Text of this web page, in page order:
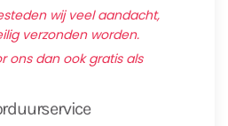
wij veel aandacht,
verzonden worden.
ons dan ook gratis als